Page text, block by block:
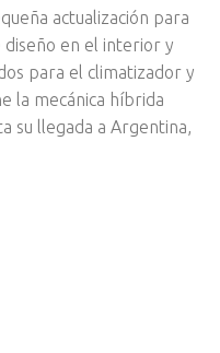
actualización para
diseño en el interior y
para el climatizador y
la mecánica híbrida
su llegada a Argentina,